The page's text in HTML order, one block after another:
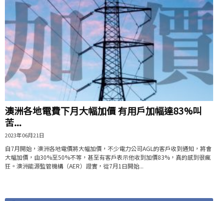
澳洲各地電費下月大幅加價 有用戶加幅達83%叫
苦...
2023年06月21日
自7月開始，澳洲各地電價將大幅加價，不少電力公司AGL的客戶收到通知，將會
大幅加價，由30%至50%不等，甚至有客戶表示他收到加價83%，真的感到很瘋
狂。澳洲能源監管機構（AER）證實，從7月1日開始...